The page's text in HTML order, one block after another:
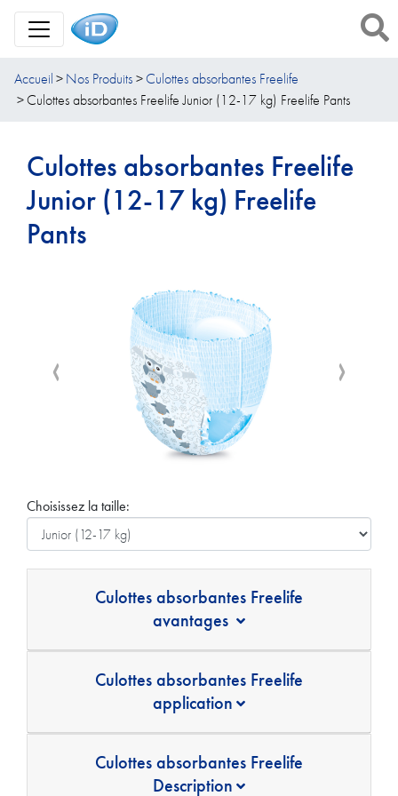
Toggle Navigation
Accueil Nos Produits
Culottes absorbantes Freelife
Culottes absorbantes Freelife Junior (12-17 kg) Freelife Pants
Culottes absorbantes Freelife
Junior (12-17 kg) Freelife
Pants
Choisissez la taille:
Culottes absorbantes Freelife
avantages
Culottes absorbantes Freelife
application
Culottes absorbantes Freelife
Description